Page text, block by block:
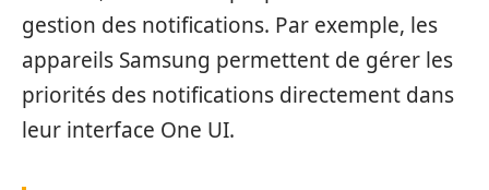
gestion des notifications. Par exemple, les
appareils Samsung permettent de gérer les
priorités des notifications directement dans
leur interface One UI.